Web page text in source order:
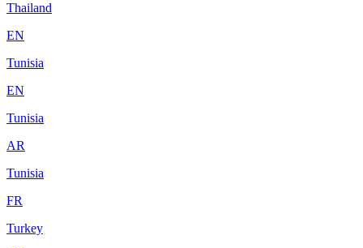
Thailand
EN
Tunisia
EN
Tunisia
AR
Tunisia
FR
Turkey